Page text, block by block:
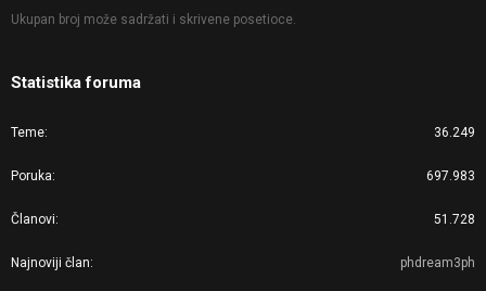
Ukupan broj može sadržati i skrivene posetioce.
Statistika foruma
Teme 36.249
Poruka 697.983
Članovi 51.728
Najnoviji član phdream3ph